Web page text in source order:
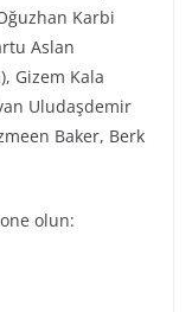
Karbi
Aslan
Gizem Kala
Uludaşdemir
Baker, Berk
olun: